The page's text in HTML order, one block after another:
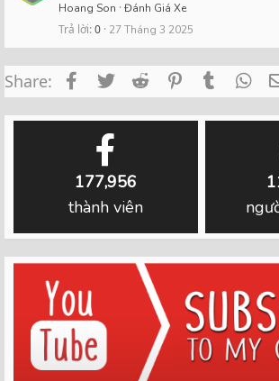
Hoang Son Đánh Giá Xe
Trả lời 0 27 Tháng 3 2025
Share: FacebookTwitterReddit PinterestTumblr
177,956
thành viên